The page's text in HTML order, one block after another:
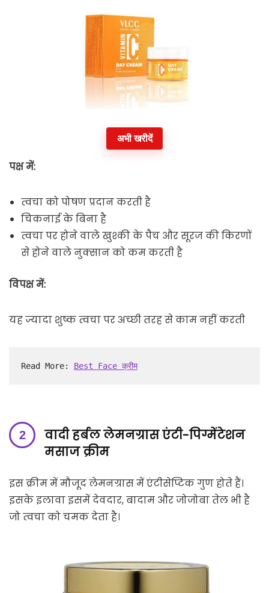
अभी खरीदें
पक्ष में:
त्वचा को पोषण प्रदान करती है
चिकनाई के बिना है
त्वचा पर होने वाले खुश्की के पैच और सूरज की किरणों
से होने वाले नुक्सान को कम करती है
विपक्ष में:
यह ज्यादा शुष्क त्वचा पर अच्छी तरह से काम नहीं करती
Read More: Best Face क्रीम
वादी हर्बल लेमनग्रास एंटी-पिग्मेंटेशन
मसाज क्रीम
इस क्रीम में मौजूद लेमनग्रास में एंटीसेप्टिक गुण होते हैं।
इसके इलावा इसमें देवदार, बादाम और जोजोबा तेल भी है
जो त्वचा को चमक देता है।